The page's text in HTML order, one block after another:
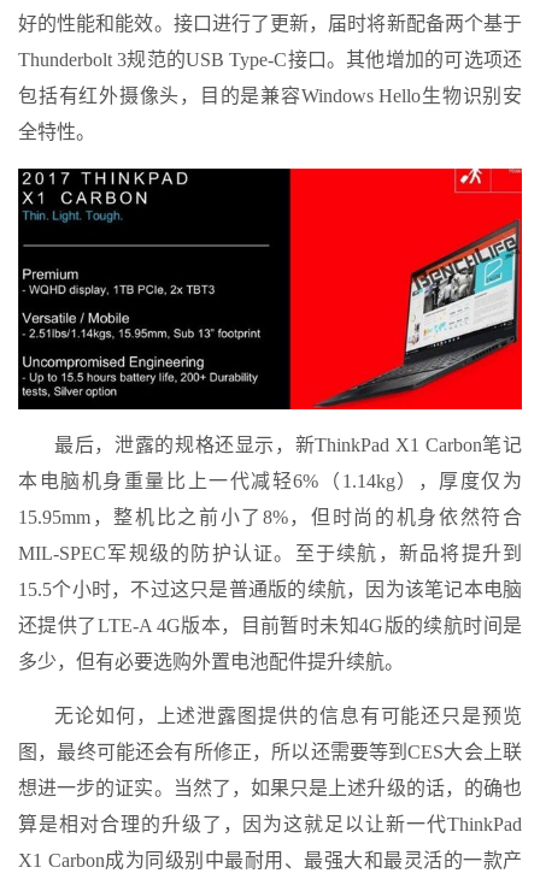
好的性能和能效。接口进行了更新，届时将新配备两个基于
Thunderbolt 3规范的USB Type-C接口。其他增加的可选项还
包括有红外摄像头，目的是兼容Windows Hello生物识别安
全特性。
最后，泄露的规格还显示，新ThinkPad X1 Carbon笔记
本电脑机身重量比上一代减轻6%（1.14kg），厚度仅为
15.95mm，整机比之前小了8%，但时尚的机身依然符合
MIL-SPEC军规级的防护认证。至于续航，新品将提升到
15.5个小时，不过这只是普通版的续航，因为该笔记本电脑
还提供了LTE-A 4G版本，目前暂时未知4G版的续航时间是
多少，但有必要选购外置电池配件提升续航。
无论如何，上述泄露图提供的信息有可能还只是预览
图，最终可能还会有所修正，所以还需要等到CES大会上联
想进一步的证实。当然了，如果只是上述升级的话，的确也
算是相对合理的升级了，因为这就足以让新一代ThinkPad
X1 Carbon成为同级别中最耐用、最强大和最灵活的一款产